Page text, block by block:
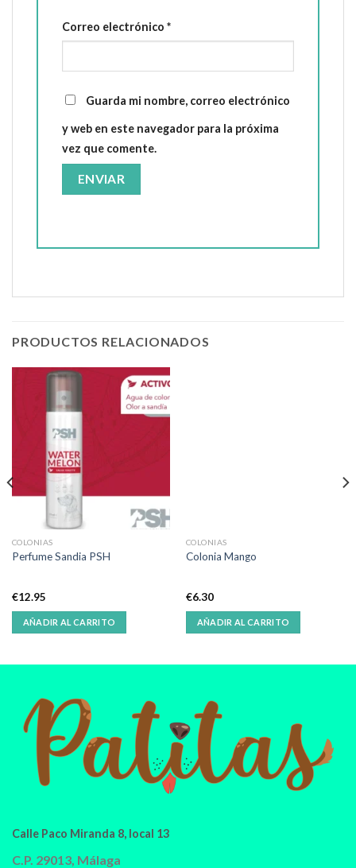
Correo electrónico *
Guarda mi nombre, correo electrónico
y web en este navegador para la próxima
vez que comente.
PRODUCTOS RELACIONADOS
COLONIAS
Perfume Sandia PSH
€12.95
AÑADIR AL CARRITO
COLONIAS
Colonia Mango
€6.30
AÑADIR AL CARRITO
Calle Paco Miranda 8, local 13
C.P. 29013, Málaga